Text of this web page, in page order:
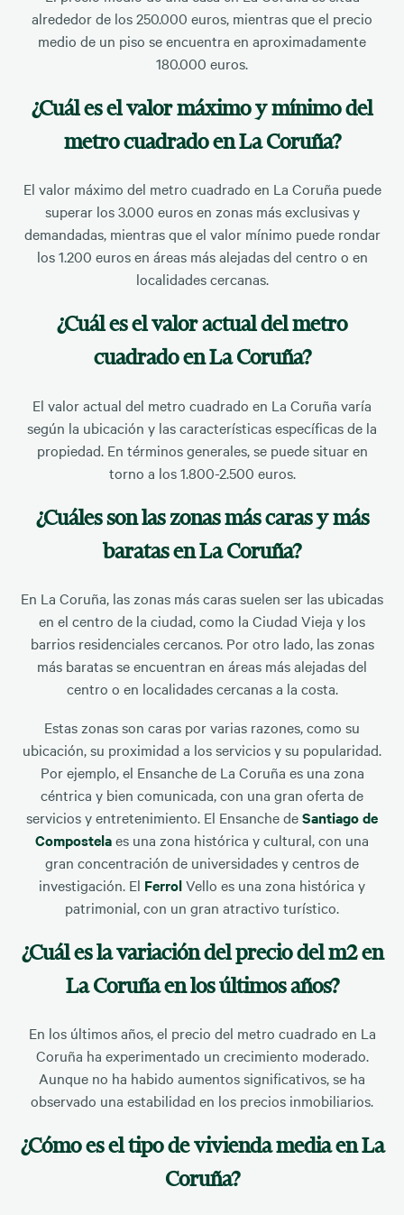
alrededor de los 250.000 euros, mientras que el precio
medio de un piso se encuentra en aproximadamente
180.000 euros.
¿Cuál es el valor máximo y mínimo del
metro cuadrado en La Coruña?
El valor máximo del metro cuadrado en La Coruña puede
superar los 3.000 euros en zonas más exclusivas y
demandadas, mientras que el valor mínimo puede rondar
los 1.200 euros en áreas más alejadas del centro o en
localidades cercanas.
¿Cuál es el valor actual del metro
cuadrado en La Coruña?
El valor actual del metro cuadrado en La Coruña varía
según la ubicación y las características específicas de la
propiedad. En términos generales, se puede situar en
torno a los 1.800-2.500 euros.
¿Cuáles son las zonas más caras y más
baratas en La Coruña?
En La Coruña, las zonas más caras suelen ser las ubicadas
en el centro de la ciudad, como la Ciudad Vieja y los
barrios residenciales cercanos. Por otro lado, las zonas
más baratas se encuentran en áreas más alejadas del
centro o en localidades cercanas a la costa.
Estas zonas son caras por varias razones, como su
ubicación, su proximidad a los servicios y su popularidad.
Por ejemplo, el Ensanche de La Coruña es una zona
céntrica y bien comunicada, con una gran oferta de
servicios y entretenimiento. El Ensanche deSantiago de
Compostelaes una zona histórica y cultural, con una
gran concentración de universidades y centros de
investigación. El FerrolVello es una zona histórica y
patrimonial, con un gran atractivo turístico.
¿Cuál es la variación del precio del m2 en
La Coruña en los últimos años?
En los últimos años, el precio del metro cuadrado en La
Coruña ha experimentado un crecimiento moderado.
Aunque no ha habido aumentos significativos, se ha
observado una estabilidad en los precios inmobiliarios.
¿Cómo es el tipo de vivienda media en La
Coruña?